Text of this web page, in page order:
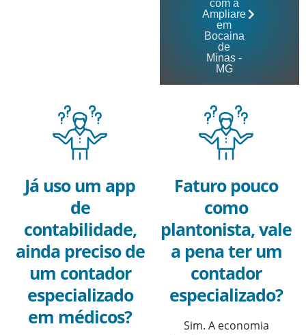
com a
Ampliare
em
Bocaina
de
Minas -
MG
Já uso um app
de
contabilidade,
ainda preciso de
um contador
especializado
em médicos?
Faturo pouco
como
plantonista, vale
a pena ter um
contador
especializado?
Sim. A economia